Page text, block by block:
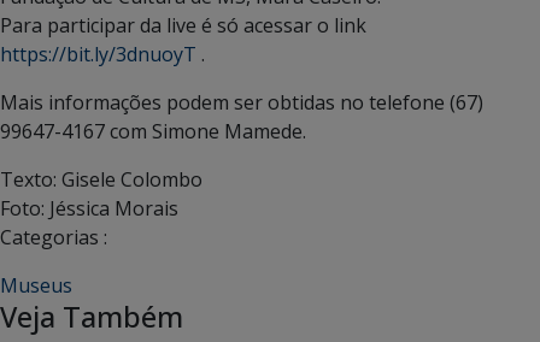
Para participar da live é só acessar o link
https://bit.ly/3dnuoyT .
Mais informações podem ser obtidas no telefone (67)
99647-4167 com Simone Mamede.
Texto: Gisele Colombo
Foto: Jéssica Morais
Categorias :
Museus
Veja Também